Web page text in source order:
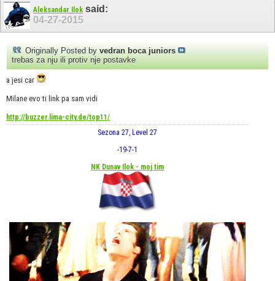
Aleksandar Ilok said:
04-27-2015
Originally Posted by vedran boca juniors
trebas za nju ili protiv nje postavke
a jesi car
Milane evo ti link pa sam vidi
http://buzzer.lima-city.de/top11/
Sezona 27, Level 27
-19-7-1
NK Dunav Ilok - moj tim